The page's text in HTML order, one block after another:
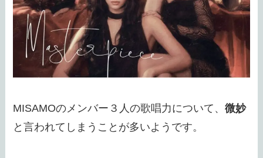
MISAMOのメンバー３人の歌唱力について、微妙
と言われてしまうことが多いようです。